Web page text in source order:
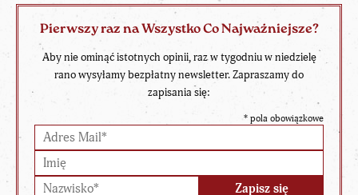
Pierwszy raz na Wszystko Co Najważniejsze?
Aby nie ominąć istotnych opinii, raz w tygodniu w niedzielę
rano wysyłamy bezpłatny newsletter. Zapraszamy do
zapisania się:
* pola obowiązkowe